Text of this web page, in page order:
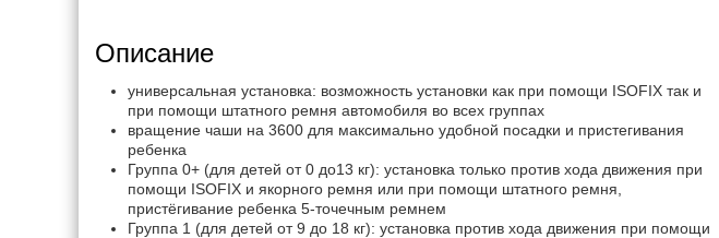
Описание
универсальная установка: возможность установки как при помощи ISOFIX так и
при помощи штатного ремня автомобиля во всех группах
вращение чаши на 3600 для максимально удобной посадки и пристегивания
ребенка
Группа 0+ (для детей от 0 до13 кг): установка только против хода движения при
помощи ISOFIX и якорного ремня или при помощи штатного ремня,
пристёгивание ребенка 5-точечным ремнем
Группа 1 (для детей от 9 до 18 кг): установка против хода движения при помощи